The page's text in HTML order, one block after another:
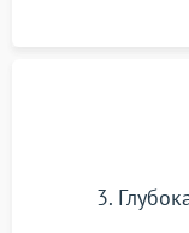
3.